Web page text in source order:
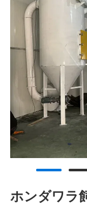
ホンダワラ